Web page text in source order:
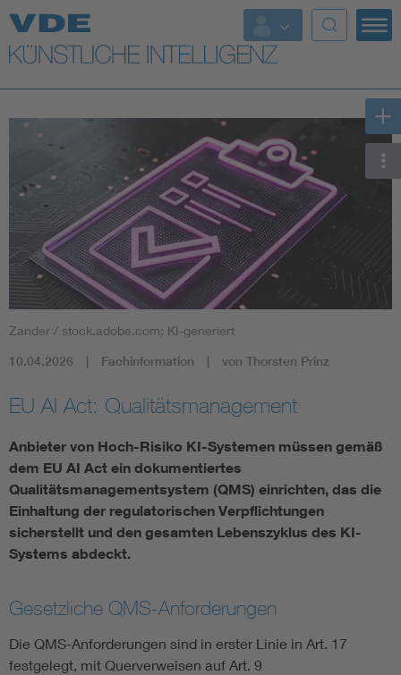
Top Themen
Fokusthemen
AI & Digital Trust
Health
Mobility
Electromobility
Energy efficiency
Zander / stock.adobe.com; KI-generiert
10.04.2026 Fachinformation von Thorsten Prinz
EU AI Act: Qualitätsmanagement
Anbieter von Hoch-Risiko KI-Systemen müssen gemäß
dem EU AI Act ein dokumentiertes
Qualitätsmanagementsystem (QMS) einrichten, das die
Einhaltung der regulatorischen Verpflichtungen
sicherstellt und den gesamten Lebenszyklus des KI-
Systems abdeckt.
Gesetzliche QMS-Anforderungen
Die QMS-Anforderungen sind in erster Linie in Art. 17
festgelegt, mit Querverweisen auf Art. 9